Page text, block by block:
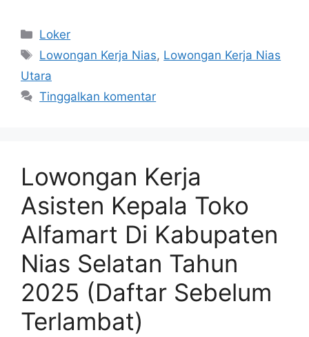
Kategori
Loker
Tag
Lowongan Kerja Nias, Lowongan Kerja Nias
Utara
Tinggalkan komentar
Lowongan Kerja
Asisten Kepala Toko
Alfamart Di Kabupaten
Nias Selatan Tahun
2025 (Daftar Sebelum
Terlambat)